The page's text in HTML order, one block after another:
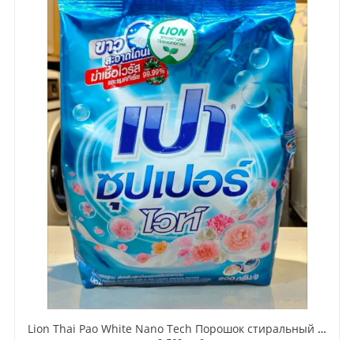
Lion Thai Pao White Nano Tech Порошок стиральный отбеливающий в мягкой упаковке 900 гр